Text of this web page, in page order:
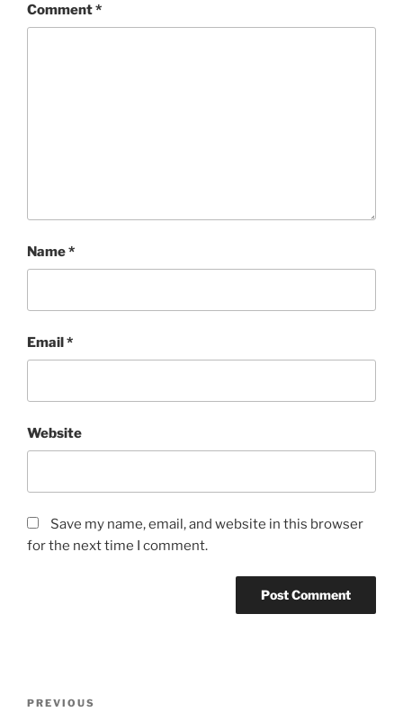
Comment*
Name*
Email*
Website
Save my name, email, and website in this browser
for the next time I comment.
Previous
PREVIOUS